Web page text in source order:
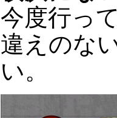
今度行っ
違えのな
い。